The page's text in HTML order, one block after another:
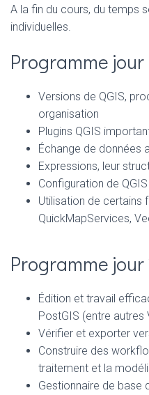
A la fin du cours, du temps
individuelles.
Programme jour
Versions de QGIS,
organisation
Plugins QGIS
Échange de données
Expressions, leur
Configuration de
Utilisation de certains
QuickMapServices,
Programme jour
Édition et travail
PostGIS (entre autres
Vérifier et exporter
Construire des
traitement et la
Gestionnaire de base